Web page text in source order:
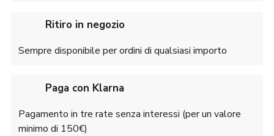
Ritiro in negozio
Sempre disponibile per ordini di qualsiasi importo
Paga con Klarna
Pagamento in tre rate senza interessi (per un valore
minimo di 150€)